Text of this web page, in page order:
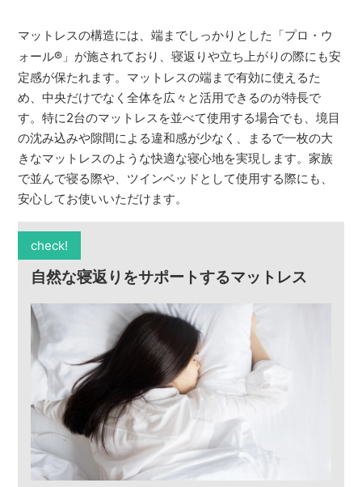
マットレスの構造には、端までしっかりとした「プロ・ウ
ォール® 」が施されており、寝返りや立ち上がりの際にも安
定感が保たれます。マットレスの端まで有効に使えるた
め、中央だけでなく全体を広々と活用できるのが特長で
す。特に2台のマットレスを並べて使用する場合でも、境目
の沈み込みや隙間による違和感が少なく、まるで一枚の大
きなマットレスのような快適な寝心地を実現します。家族
で並んで寝る際や、ツインベッドとして使用する際にも、
安心してお使いいただけます。
check!
自然な寝返りをサポートするマットレス